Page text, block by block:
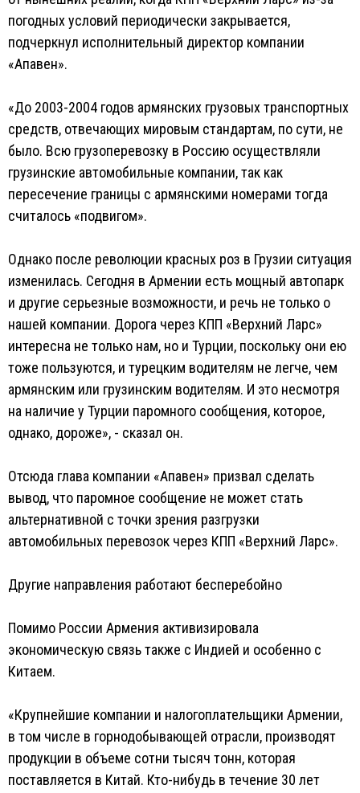
погодных условий периодически закрывается,
подчеркнул исполнительный директор компании
«Апавен».
«До 2003-2004 годов армянских грузовых транспортных
средств, отвечающих мировым стандартам, по сути, не
было. Всю грузоперевозку в Россию осуществляли
грузинские автомобильные компании, так как
пересечение границы с армянскими номерами тогда
считалось «подвигом».
Однако после революции красных роз в Грузии ситуация
изменилась. Сегодня в Армении есть мощный автопарк
и другие серьезные возможности, и речь не только о
нашей компании. Дорога через КПП «Верхний Ларс»
интересна не только нам, но и Турции, поскольку они ею
тоже пользуются, и турецким водителям не легче, чем
армянским или грузинским водителям. И это несмотря
на наличие у Турции паромного сообщения, которое,
однако, дороже», - сказал он.
Отсюда глава компании «Апавен» призвал сделать
вывод, что паромное сообщение не может стать
альтернативной с точки зрения разгрузки
автомобильных перевозок через КПП «Верхний Ларс».
Другие направления работают бесперебойно
Помимо России Армения активизировала
экономическую связь также с Индией и особенно с
Китаем.
«Крупнейшие компании и налогоплательщики Армении,
в том числе в горнодобывающей отрасли, производят
продукции в объеме сотни тысяч тонн, которая
поставляется в Китай. Кто-нибудь в течение 30 лет